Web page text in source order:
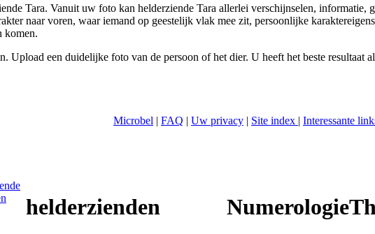
Tara. Vanuit uw foto kan helderziende Tara allerlei verschijnselen, informatie,
naar voren, waar iemand op geestelijk vlak mee zit, persoonlijke
komen.
Upload een duidelijke foto van de persoon of het dier. U heeft het beste resultaat
Microbel | FAQ | Uw privacy | Site index | Interessante
helderzienden Numerologie